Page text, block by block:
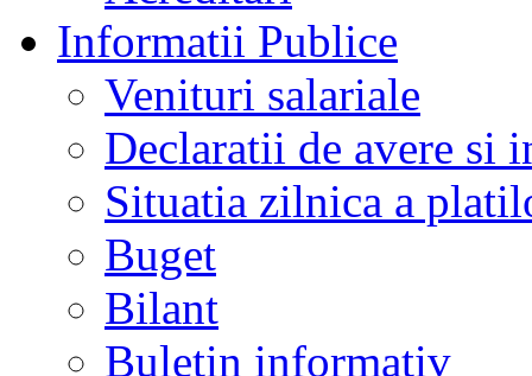
Informatii Publice
Venituri salariale
Declaratii de avere si
Situatia zilnica a
Buget
Bilant
Buletin informativ